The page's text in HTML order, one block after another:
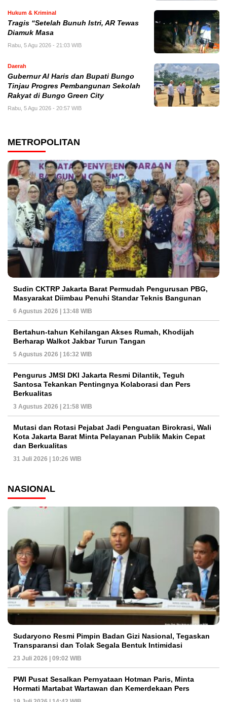
Hukum & Kriminal
Tragis “Setelah Bunuh Istri, AR Tewas
Diamuk Masa
Rabu, 5 Agu 2026 - 21:03 WIB
Daerah
​Gubernur Al Haris dan Bupati Bungo
Tinjau Progres Pembangunan Sekolah
Rakyat di Bungo Green City
Rabu, 5 Agu 2026 - 20:57 WIB
METROPOLITAN
Sudin CKTRP Jakarta Barat Permudah Pengurusan PBG,
Masyarakat Diimbau Penuhi Standar Teknis Bangunan
6 Agustus 2026 | 13:48 WIB
Bertahun-tahun Kehilangan Akses Rumah, Khodijah
Berharap Walkot Jakbar Turun Tangan
5 Agustus 2026 | 16:32 WIB
Pengurus JMSI DKI Jakarta Resmi Dilantik, Teguh
Santosa Tekankan Pentingnya Kolaborasi dan Pers
Berkualitas
3 Agustus 2026 | 21:58 WIB
Mutasi dan Rotasi Pejabat Jadi Penguatan Birokrasi, Wali
Kota Jakarta Barat Minta Pelayanan Publik Makin Cepat
dan Berkualitas
31 Juli 2026 | 10:26 WIB
NASIONAL
Sudaryono Resmi Pimpin Badan Gizi Nasional, Tegaskan
Transparansi dan Tolak Segala Bentuk Intimidasi
23 Juli 2026 | 09:02 WIB
PWI Pusat Sesalkan Pernyataan Hotman Paris, Minta
Hormati Martabat Wartawan dan Kemerdekaan Pers